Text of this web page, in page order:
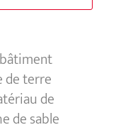
de terre
de
de sable